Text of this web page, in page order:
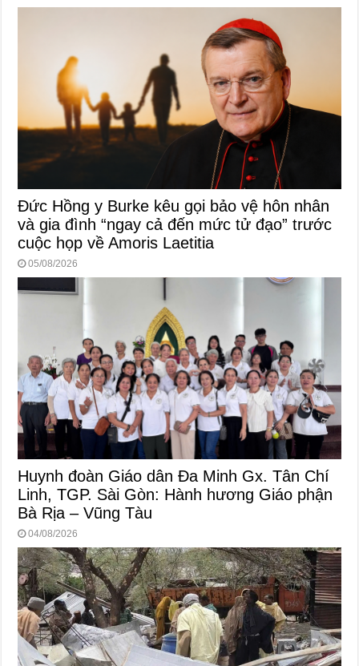
Đức Hồng y Burke kêu gọi bảo vệ hôn nhân
và gia đình “ngay cả đến mức tử đạo” trước
cuộc họp về Amoris Laetitia
05/08/2026
Huynh đoàn Giáo dân Đa Minh Gx. Tân Chí
Linh, TGP. Sài Gòn: Hành hương Giáo phận
Bà Rịa – Vũng Tàu
04/08/2026